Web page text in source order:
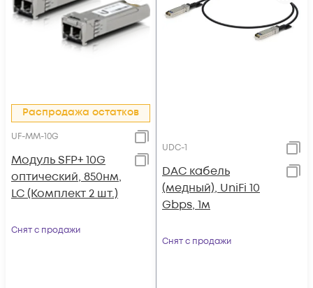
Распродажа остатков
UF-MM-10G
Модуль SFP+ 10G
оптический, 850нм,
LC (Комплект 2 шт.)
Снят с продажи
UDC-1
DAC кабель
(медный), UniFi 10
Gbps, 1м
Снят с продажи